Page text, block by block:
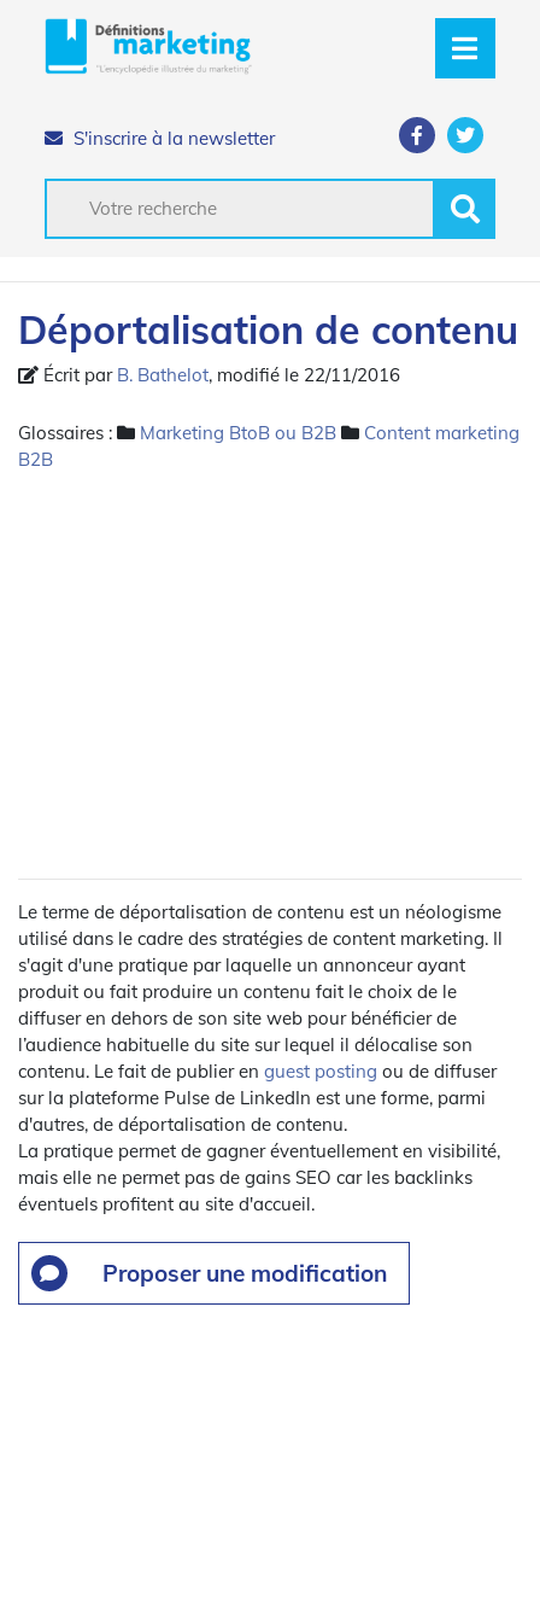
S'inscrire à la newsletter
Déportalisation de contenu
Écrit par B. Bathelot, modifié le 22/11/2016
Glossaires : Marketing BtoB ou B2B
Content marketing
B2B
Le terme de déportalisation de contenu est un néologisme
utilisé dans le cadre des stratégies de content marketing. Il
s'agit d'une pratique par laquelle un annonceur ayant
produit ou fait produire un contenu fait le choix de le
diffuser en dehors de son site web pour bénéficier de
l’audience habituelle du site sur lequel il délocalise son
contenu. Le fait de publier en guest posting ou de diffuser
sur la plateforme Pulse de LinkedIn est une forme, parmi
d'autres, de déportalisation de contenu.
La pratique permet de gagner éventuellement en visibilité,
mais elle ne permet pas de gains SEO car les backlinks
éventuels profitent au site d'accueil.
Proposer une modification